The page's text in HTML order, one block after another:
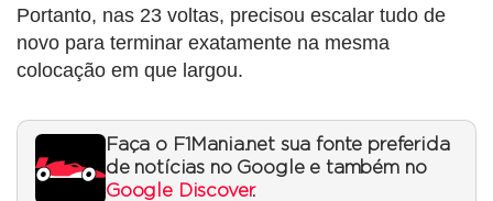
Portanto, nas 23 voltas, precisou escalar tudo de
novo para terminar exatamente na mesma
colocação em que largou.
Faça o F1Mania.net sua fonte preferida
de notícias no Google e também no
Google Discover.